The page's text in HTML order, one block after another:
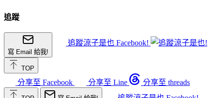
追蹤
寫 Email 給我!
追蹤涼子是也 Facebook!
TOP
分享至 Facebook 分享至 Line 分享至 threads